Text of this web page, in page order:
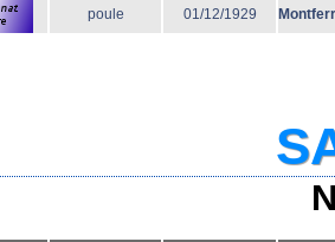
poule 01/12/1929